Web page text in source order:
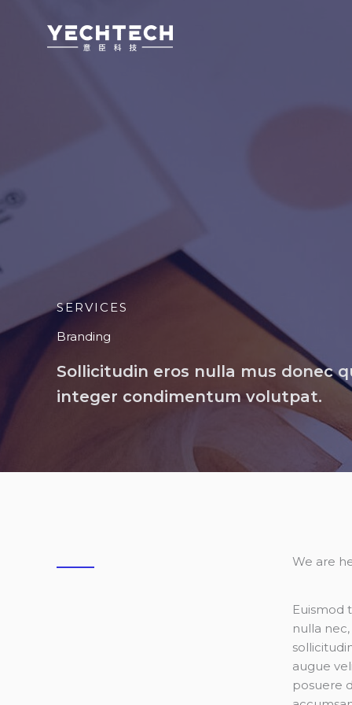
SERVICES
Branding
Sollicitudin eros nulla mus donec
integer condimentum volutpat.
We are
Euismod
nulla
augue
posuere